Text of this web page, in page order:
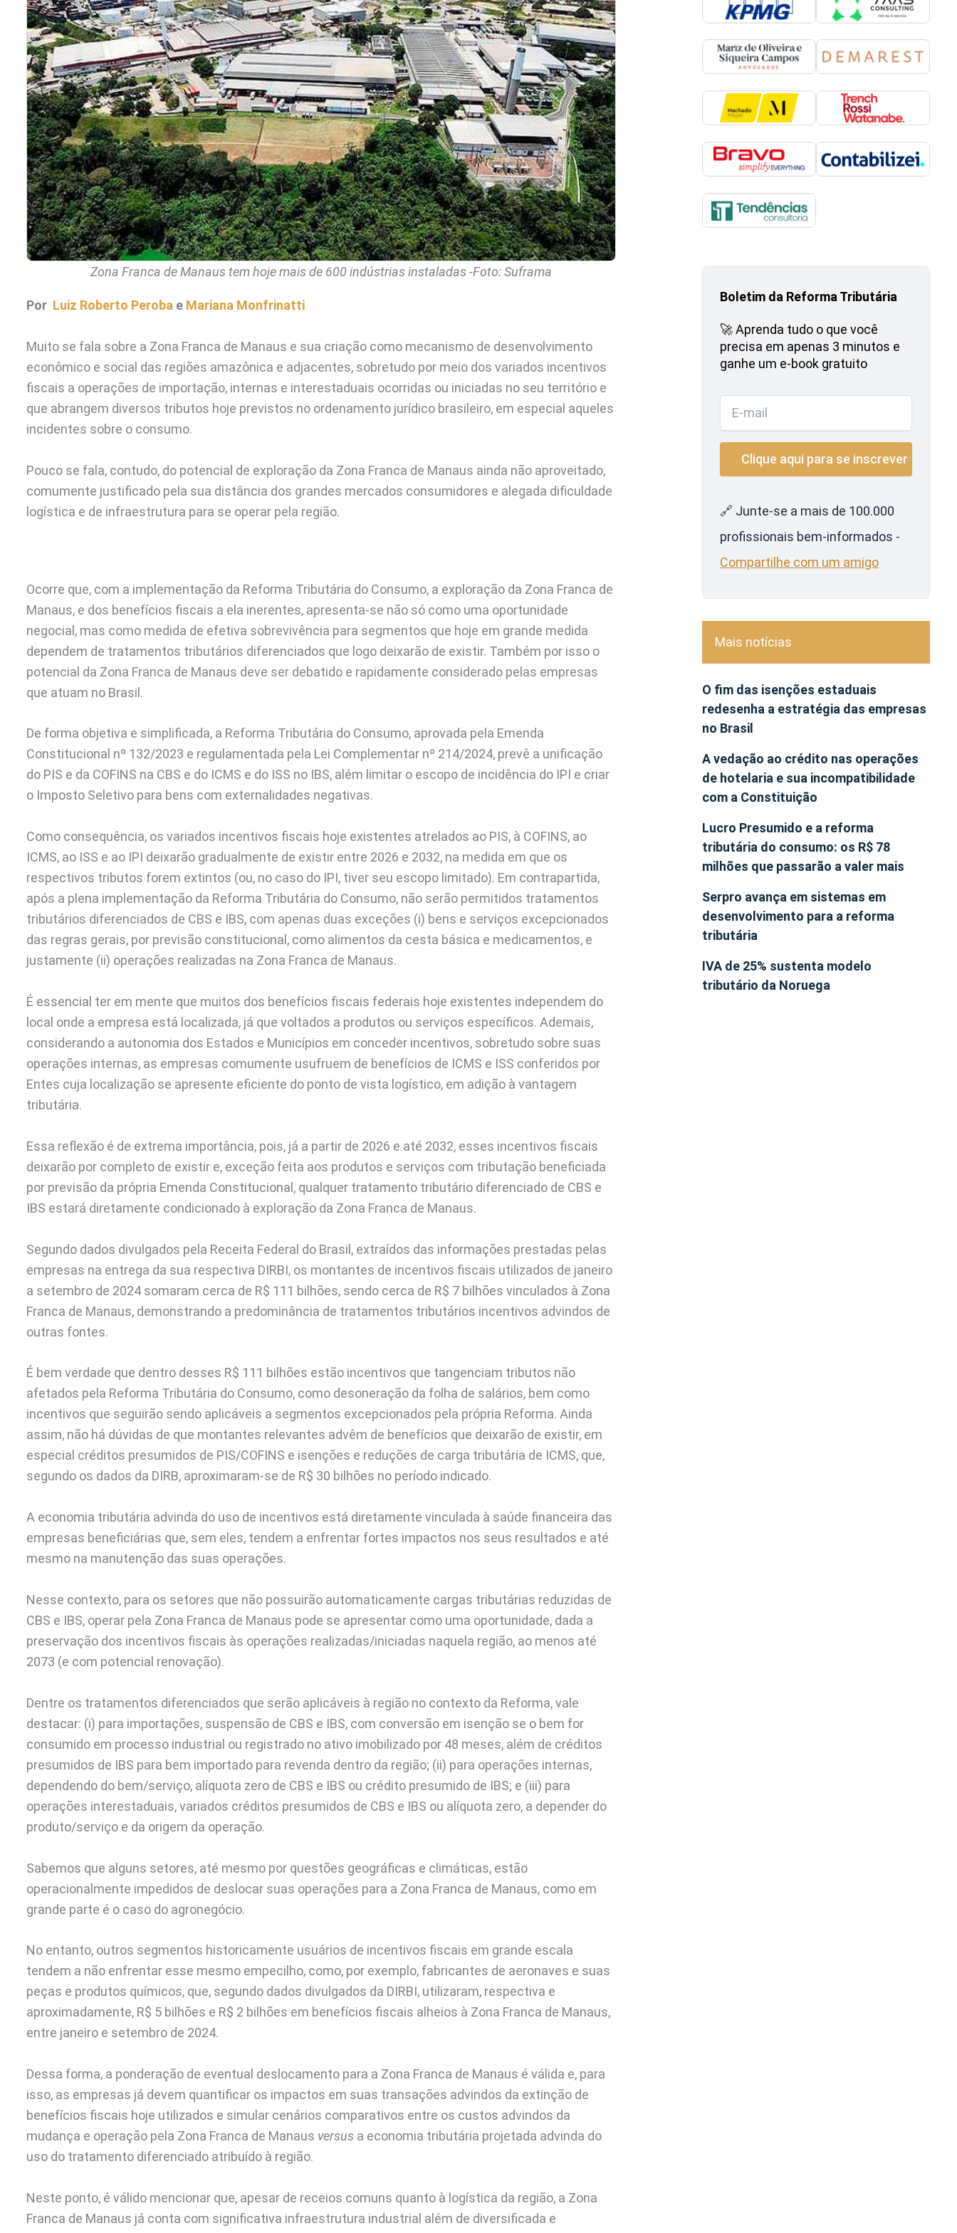
Zona Franca de Manaus tem hoje mais de 600 indústrias instaladas -Foto: Suframa
Por Luiz Roberto Peroba e Mariana Monfrinatti
Muito se fala sobre a Zona Franca de Manaus e sua criação como mecanismo de desenvolvimento
econômico e social das regiões amazônica e adjacentes, sobretudo por meio dos variados incentivos
fiscais a operações de importação, internas e interestaduais ocorridas ou iniciadas no seu território e
que abrangem diversos tributos hoje previstos no ordenamento jurídico brasileiro, em especial aqueles
incidentes sobre o consumo.
Pouco se fala, contudo, do potencial de exploração da Zona Franca de Manaus ainda não aproveitado,
comumente justificado pela sua distância dos grandes mercados consumidores e alegada dificuldade
logística e de infraestrutura para se operar pela região.
Ocorre que, com a implementação da Reforma Tributária do Consumo, a exploração da Zona Franca de
Manaus, e dos benefícios fiscais a ela inerentes, apresenta-se não só como uma oportunidade
negocial, mas como medida de efetiva sobrevivência para segmentos que hoje em grande medida
dependem de tratamentos tributários diferenciados que logo deixarão de existir. Também por isso o
potencial da Zona Franca de Manaus deve ser debatido e rapidamente considerado pelas empresas
que atuam no Brasil.
De forma objetiva e simplificada, a Reforma Tributária do Consumo, aprovada pela Emenda
Constitucional nº 132/2023 e regulamentada pela Lei Complementar nº 214/2024, prevê a unificação
do PIS e da COFINS na CBS e do ICMS e do ISS no IBS, além limitar o escopo de incidência do IPI e criar
o Imposto Seletivo para bens com externalidades negativas.
Como consequência, os variados incentivos fiscais hoje existentes atrelados ao PIS, à COFINS, ao
ICMS, ao ISS e ao IPI deixarão gradualmente de existir entre 2026 e 2032, na medida em que os
respectivos tributos forem extintos (ou, no caso do IPI, tiver seu escopo limitado). Em contrapartida,
após a plena implementação da Reforma Tributária do Consumo, não serão permitidos tratamentos
tributários diferenciados de CBS e IBS, com apenas duas exceções (i) bens e serviços excepcionados
das regras gerais, por previsão constitucional, como alimentos da cesta básica e medicamentos, e
justamente (ii) operações realizadas na Zona Franca de Manaus.
É essencial ter em mente que muitos dos benefícios fiscais federais hoje existentes independem do
local onde a empresa está localizada, já que voltados a produtos ou serviços específicos. Ademais,
considerando a autonomia dos Estados e Municípios em conceder incentivos, sobretudo sobre suas
operações internas, as empresas comumente usufruem de benefícios de ICMS e ISS conferidos por
Entes cuja localização se apresente eficiente do ponto de vista logístico, em adição à vantagem
tributária.
Essa reflexão é de extrema importância, pois, já a partir de 2026 e até 2032, esses incentivos fiscais
deixarão por completo de existir e, exceção feita aos produtos e serviços com tributação beneficiada
por previsão da própria Emenda Constitucional, qualquer tratamento tributário diferenciado de CBS e
IBS estará diretamente condicionado à exploração da Zona Franca de Manaus.
Segundo dados divulgados pela Receita Federal do Brasil, extraídos das informações prestadas pelas
empresas na entrega da sua respectiva DIRBI, os montantes de incentivos fiscais utilizados de janeiro
a setembro de 2024 somaram cerca de R$ 111 bilhões, sendo cerca de R$ 7 bilhões vinculados à Zona
Franca de Manaus, demonstrando a predominância de tratamentos tributários incentivos advindos de
outras fontes.
É bem verdade que dentro desses R$ 111 bilhões estão incentivos que tangenciam tributos não
afetados pela Reforma Tributária do Consumo, como desoneração da folha de salários, bem como
incentivos que seguirão sendo aplicáveis a segmentos excepcionados pela própria Reforma. Ainda
assim, não há dúvidas de que montantes relevantes advêm de benefícios que deixarão de existir, em
especial créditos presumidos de PIS/COFINS e isenções e reduções de carga tributária de ICMS, que,
segundo os dados da DIRB, aproximaram-se de R$ 30 bilhões no período indicado.
A economia tributária advinda do uso de incentivos está diretamente vinculada à saúde financeira das
empresas beneficiárias que, sem eles, tendem a enfrentar fortes impactos nos seus resultados e até
mesmo na manutenção das suas operações.
Nesse contexto, para os setores que não possuirão automaticamente cargas tributárias reduzidas de
CBS e IBS, operar pela Zona Franca de Manaus pode se apresentar como uma oportunidade, dada a
preservação dos incentivos fiscais às operações realizadas/iniciadas naquela região, ao menos até
2073 (e com potencial renovação).
Dentre os tratamentos diferenciados que serão aplicáveis à região no contexto da Reforma, vale
destacar: (i) para importações, suspensão de CBS e IBS, com conversão em isenção se o bem for
consumido em processo industrial ou registrado no ativo imobilizado por 48 meses, além de créditos
presumidos de IBS para bem importado para revenda dentro da região; (ii) para operações internas,
dependendo do bem/serviço, alíquota zero de CBS e IBS ou crédito presumido de IBS; e (iii) para
operações interestaduais, variados créditos presumidos de CBS e IBS ou alíquota zero, a depender do
produto/serviço e da origem da operação.
Sabemos que alguns setores, até mesmo por questões geográficas e climáticas, estão
operacionalmente impedidos de deslocar suas operações para a Zona Franca de Manaus, como em
grande parte é o caso do agronegócio.
No entanto, outros segmentos historicamente usuários de incentivos fiscais em grande escala
tendem a não enfrentar esse mesmo empecilho, como, por exemplo, fabricantes de aeronaves e suas
peças e produtos químicos, que, segundo dados divulgados da DIRBI, utilizaram, respectiva e
aproximadamente, R$ 5 bilhões e R$ 2 bilhões em benefícios fiscais alheios à Zona Franca de Manaus,
entre janeiro e setembro de 2024.
Dessa forma, a ponderação de eventual deslocamento para a Zona Franca de Manaus é válida e, para
isso, as empresas já devem quantificar os impactos em suas transações advindos da extinção de
benefícios fiscais hoje utilizados e simular cenários comparativos entre os custos advindos da
mudança e operação pela Zona Franca de Manaus versus a economia tributária projetada advinda do
uso do tratamento diferenciado atribuído à região.
Neste ponto, é válido mencionar que, apesar de receios comuns quanto à logística da região, a Zona
Franca de Manaus já conta com significativa infraestrutura industrial além de diversificada e
Boletim da Reforma Tributária
🚀 Aprenda tudo o que você
precisa em apenas 3 minutos e
ganhe um e-book gratuito
🔗 Junte-se a mais de 100.000
profissionais bem-informados -
Compartilhe com um amigo
Mais notícias
O fim das isenções estaduais
redesenha a estratégia das empresas
no Brasil
A vedação ao crédito nas operações
de hotelaria e sua incompatibilidade
com a Constituição
Lucro Presumido e a reforma
tributária do consumo: os R$ 78
milhões que passarão a valer mais
Serpro avança em sistemas em
desenvolvimento para a reforma
tributária
IVA de 25% sustenta modelo
tributário da Noruega